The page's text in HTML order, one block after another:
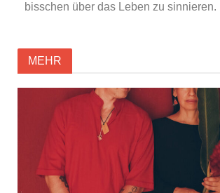
bisschen über das Leben zu sinnieren.
MEHR